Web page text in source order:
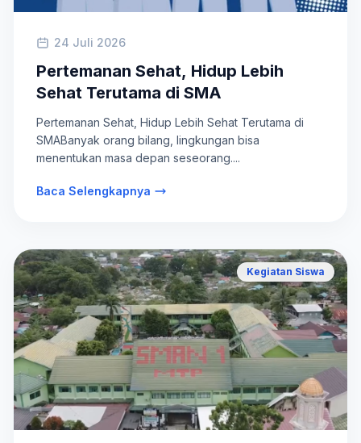
24 Juli 2026
Pertemanan Sehat, Hidup Lebih
Sehat Terutama di SMA
Pertemanan Sehat, Hidup Lebih Sehat Terutama di
SMABanyak orang bilang, lingkungan bisa
menentukan masa depan seseorang....
Baca Selengkapnya
Kegiatan Siswa